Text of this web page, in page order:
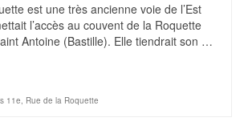
est une très ancienne voie de l’Est
l’accès au couvent de la Roquette
Antoine (Bastille). Elle tiendrait son …
11e, Rue de la Roquette